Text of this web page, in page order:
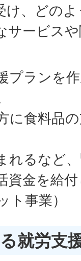
け、どの
サービス
プランを
に食料品
れるなど
資金を給
ト事業）
就労支